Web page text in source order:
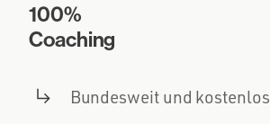
100%
Coaching
Bundesweit und kostenlos